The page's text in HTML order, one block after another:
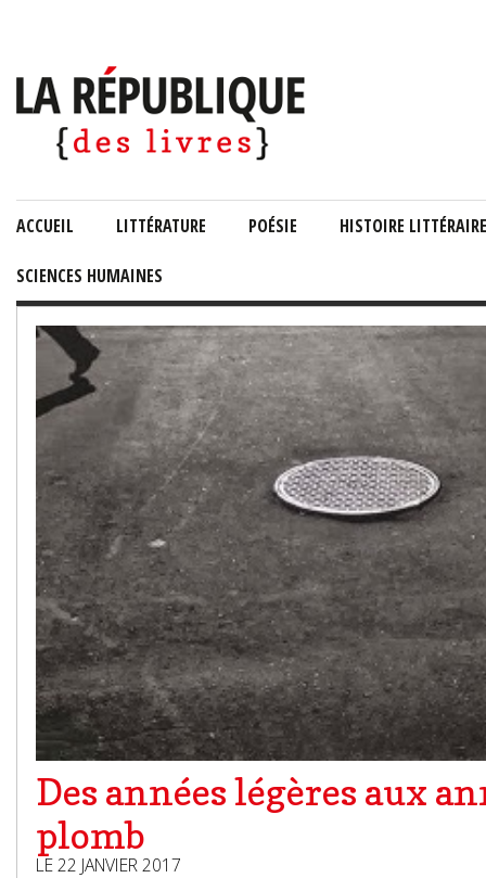
ACCUEIL LITTÉRATURE POÉSIE HISTOIRE LITTÉRAIRE
SCIENCES HUMAINES
Des années légères aux
plomb
LE 22 JANVIER 2017